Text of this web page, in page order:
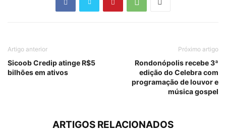
Artigo anterior
Sicoob Credip atinge R$5
bilhões em ativos
Próximo artigo
Rondonópolis recebe 3ª
edição do Celebra com
programação de louvor e
música gospel
ARTIGOS RELACIONADOS